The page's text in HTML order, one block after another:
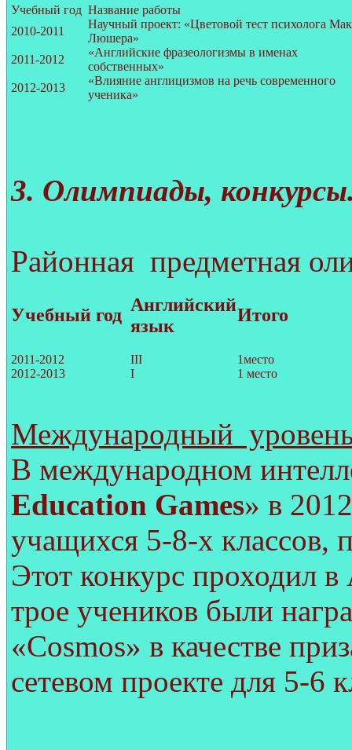
Учебный год Название работы
2010-2011
Научный проект: «Цветовой тест психолога
Люшера»
2011-2012
«Английские фразеологизмы в именах
собственных»
2012-2013
«Влияние англицизмов на речь современного
ученика»
3. Олимпиады,
Районная предметная
Учебный год Английский
язык
Итого
2011-2012 III
1место
2012-2013
I 1 место
Международный
В международном
Education Games» в
учащихся 5-8-х классов,
Этот конкурс проходил
трое учеников были
«Cosmos» в качестве
сетевом проекте для 5-6